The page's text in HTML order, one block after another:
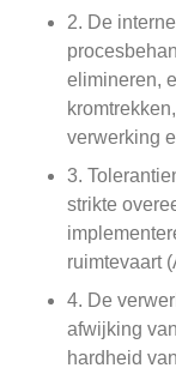
2. De
elimineren,
verwerking
3.
strikte
ruimtevaart
4. De
afwijking
hardheid